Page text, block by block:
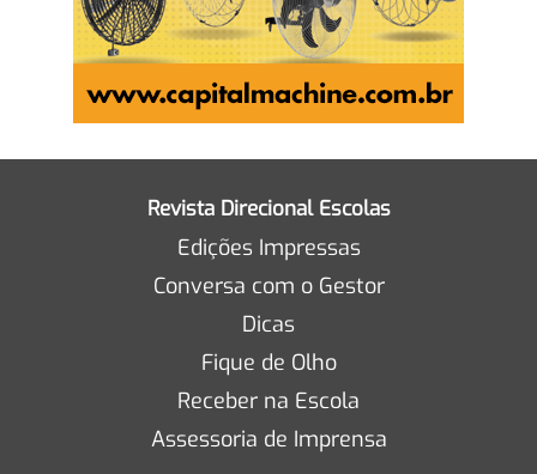
Revista Direcional Escolas
Edições Impressas
Conversa com o Gestor
Dicas
Fique de Olho
Receber na Escola
Assessoria de Imprensa